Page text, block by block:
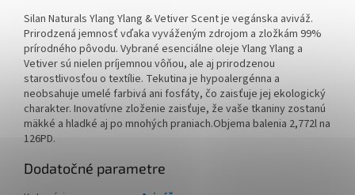
Silan Naturals Ylang Ylang & Vetiver Scent je vegánska aviváž.
Prirodzená jemnosť vďaka vyváženým zdrojom a zložkám 99%
prírodného pôvodu. Vybrané esenciálne oleje Ylang Ylang a
Vetiver sú nielen príjemnou vôňou, ale aj prirodzenou
starostlivosťou o textílie. Tekutina je hypoalergénna a
neobsahuje umelé farbivá ani fosfáty, čo zaisťuje jej ekologický
charakter. Inovatívne zloženie zaisťuje, že vaše tkaniny zostanú
mäkké a hladké aj po mnohých praniach.Objema balenia 2,772l na
126PD.
Dodatočné parametre